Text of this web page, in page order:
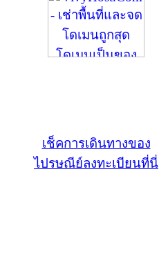
เช็คการเดินทางของ
ไปรษณีย์ลงทะเบียนที่นี่